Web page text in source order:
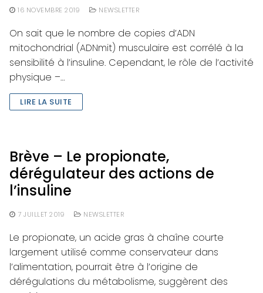
16 NOVEMBRE 2019 NEWSLETTER
On sait que le nombre de copies d’ADN
mitochondrial (ADNmit) musculaire est corrélé à la
sensibilité à l’insuline. Cependant, le rôle de l’activité
physique –…
LIRE LA SUITE
Brève – Le propionate,
dérégulateur des actions de
l’insuline
7 JUILLET 2019 NEWSLETTER
Le propionate, un acide gras à chaîne courte
largement utilisé comme conservateur dans
l’alimentation, pourrait être à l’origine de
dérégulations du métabolisme, suggèrent des